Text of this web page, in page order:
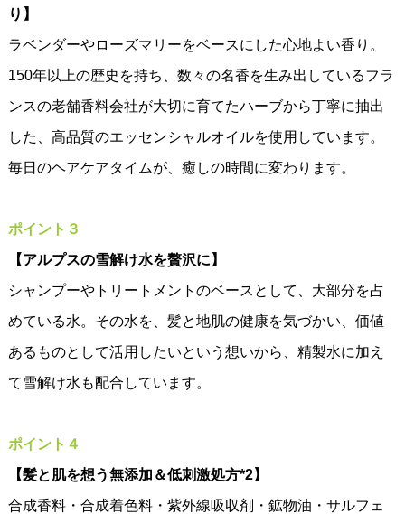
り】
ラベンダーやローズマリーをベースにした心地よい香り。
150年以上の歴史を持ち、数々の名香を生み出しているフラ
ンスの老舗香料会社が大切に育てたハーブから丁寧に抽出
した、高品質のエッセンシャルオイルを使用しています。
毎日のヘアケアタイムが、癒しの時間に変わります。
ポイント３
【アルプスの雪解け水を贅沢に】
シャンプーやトリートメントのベースとして、大部分を占
めている水。その水を、髪と地肌の健康を気づかい、価値
あるものとして活用したいという想いから、精製水に加え
て雪解け水も配合しています。
ポイント４
【髪と肌を想う無添加＆低刺激処方*2】
合成香料・合成着色料・紫外線吸収剤・鉱物油・サルフェ